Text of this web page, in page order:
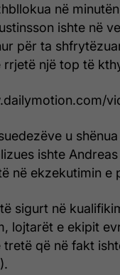
në
ishte në
për ta
rrjetë një top të
u
ishte
në ekzekutimin e
sigurt në
lojtarët e ekipit
tretë që në fakt